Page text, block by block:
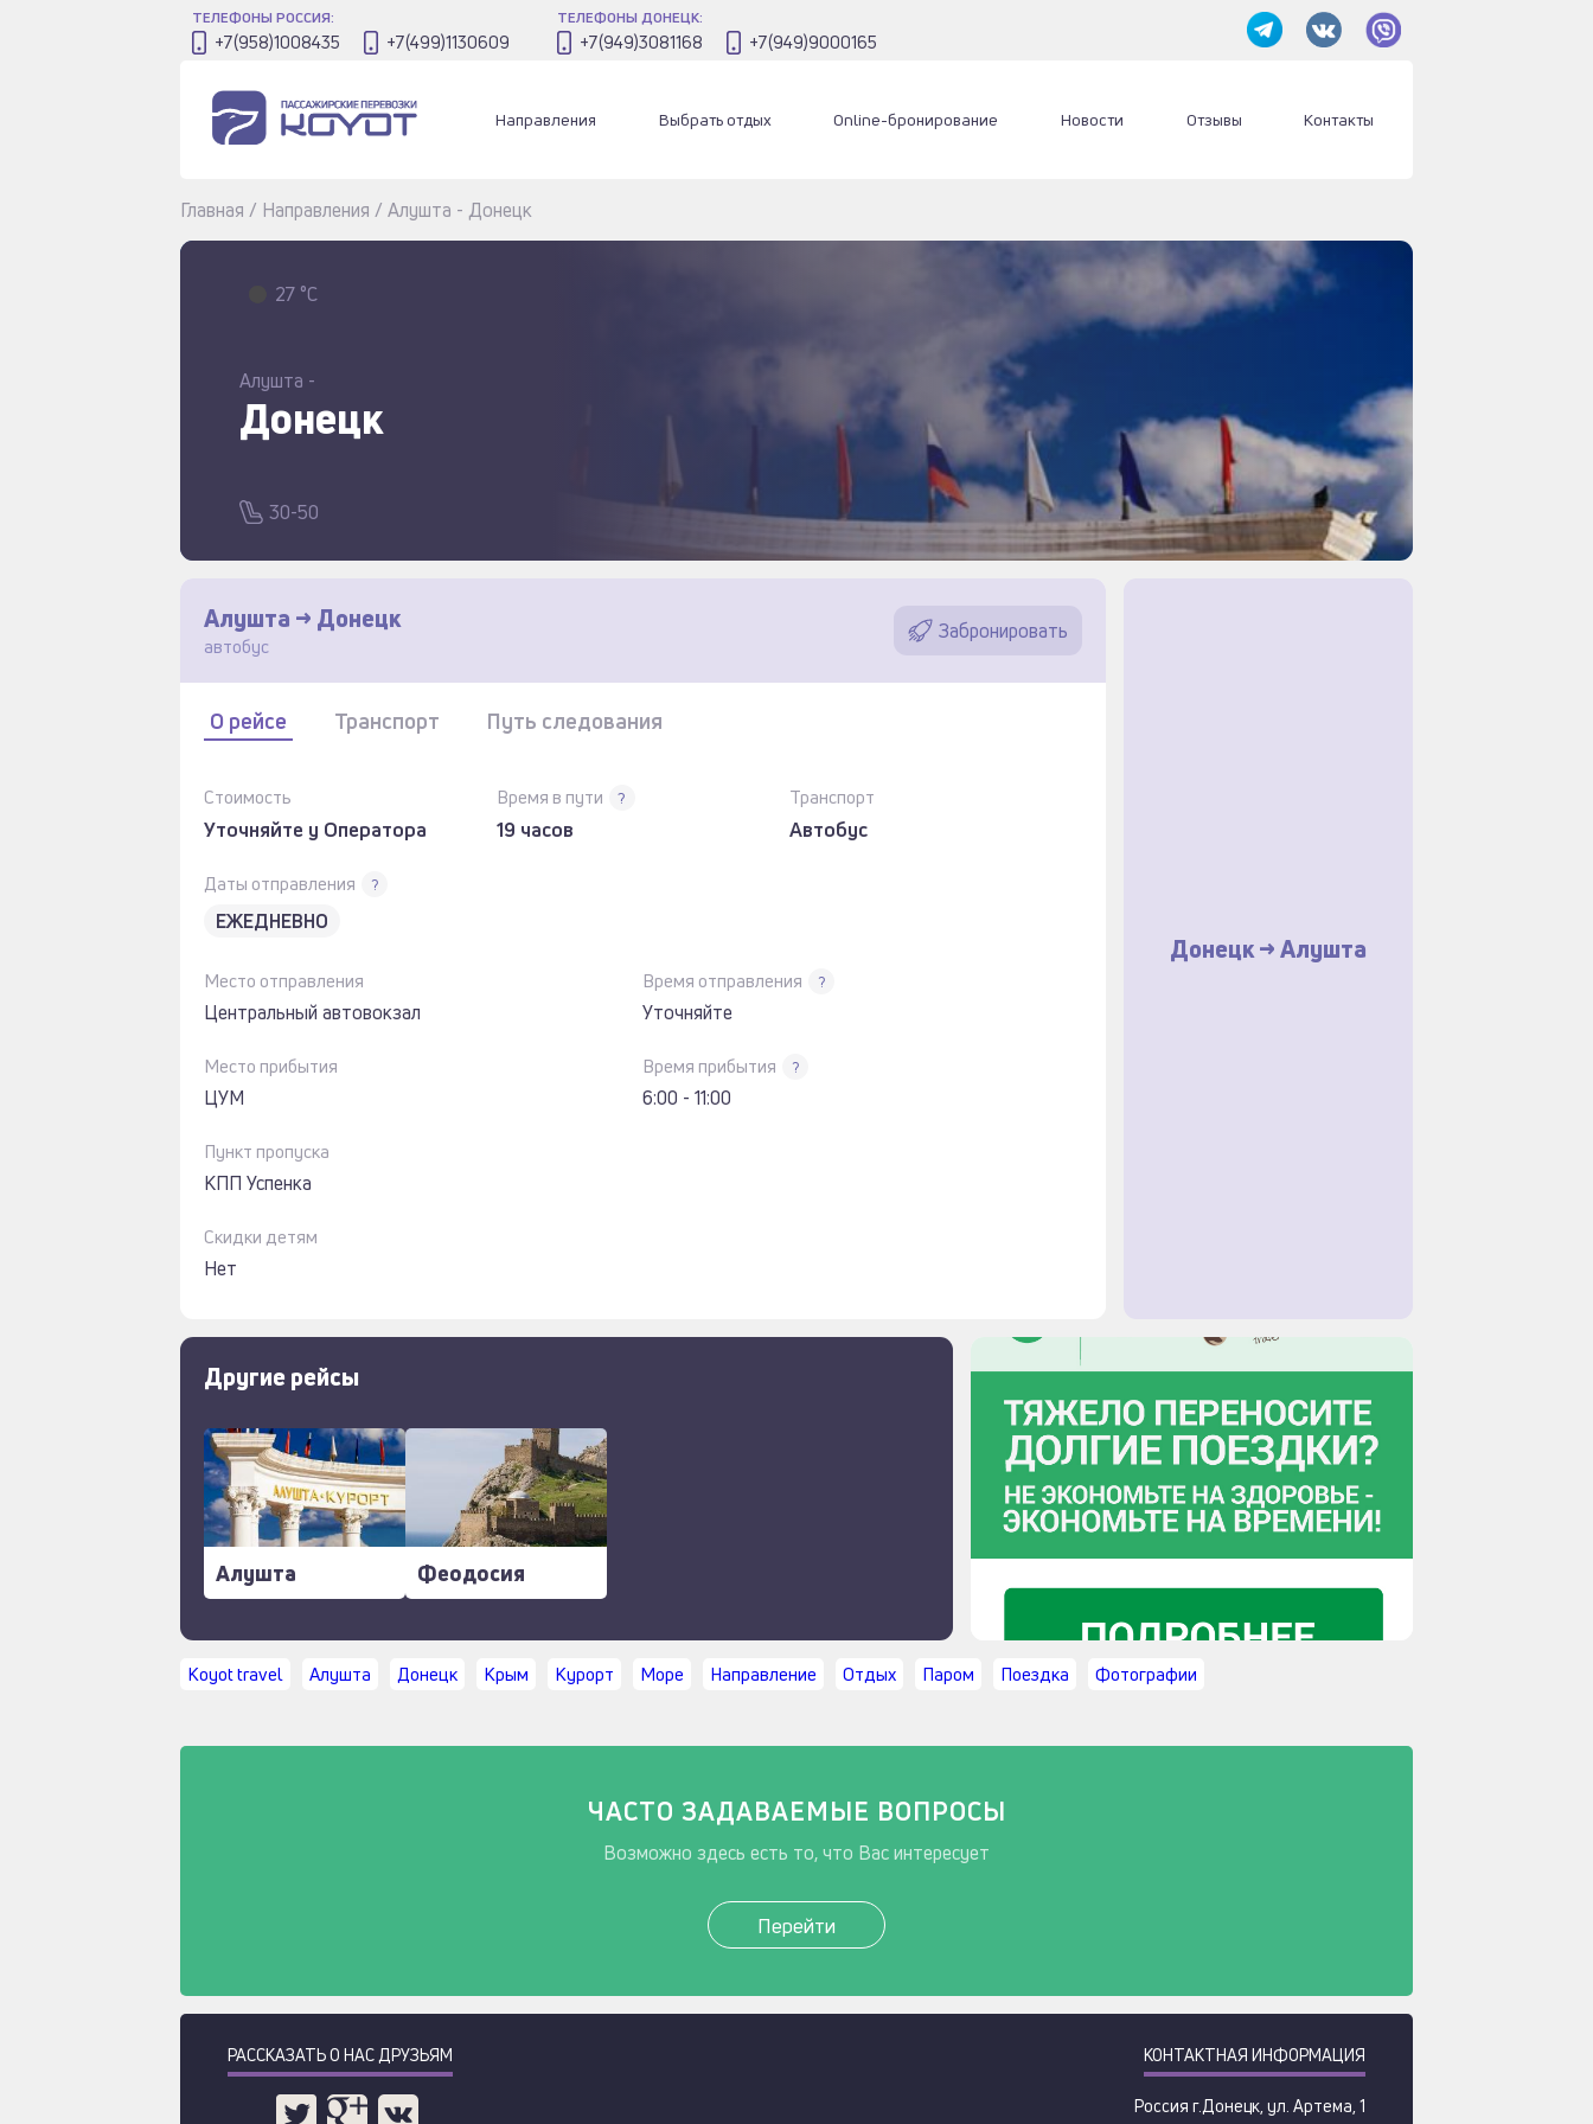
ТЕЛЕФОНЫ РОССИЯ:
+7(958)1008435 +7(499)1130609
ТЕЛЕФОНЫ ДОНЕЦК:
+7(949)3081168 +7(949)9000165
Направления Выбрать отдых Online-бронирование Новости Отзывы Контакты
Главная / Направления / Алушта - Донецк
27 °C
Алушта -
Донецк
30-50
Алушта -> Донецк
автобус
Забронировать
О рейсе Транспорт Путь следования
Стоимость
Уточняйте у Оператора
Время в пути ?
19 часов
Транспорт
Автобус
Даты отправления ?
ЕЖЕДНЕВНО
Место отправления
Центральный автовокзал
Время отправления ?
Уточняйте
Место прибытия
ЦУМ
Время прибытия ?
6:00 - 11:00
Пункт пропуска
КПП Успенка
Скидки детям
Нет
Донецк -> Алушта
Другие рейсы
Алушта Феодосия
Koyot travel Алушта Донецк Крым Курорт Море Направление Отдых Паром Поездка Фотографии
ЧАСТО ЗАДАВАЕМЫЕ ВОПРОСЫ
Возможно здесь есть то, что Вас интересует
Перейти
РАССКАЗАТЬ О НАС ДРУЗЬЯМ КОНТАКТНАЯ ИНФОРМАЦИЯ
Россияг.Донецк, ул. Артема, 1